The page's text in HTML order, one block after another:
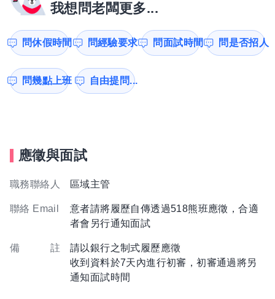
我想問老闆更多...
問休假時間 問經驗要求 問面試時間 問是否招人
問幾點上班 自由提問...
應徵與面試
職務聯絡人 區域主管
聯絡 Email
意者請將履歷自傳透過518熊班應徵，合適
者會另行通知面試
備 註
請以銀行之制式履歷應徵
收到資料於7天內進行初審，初審通過將另
通知面試時間